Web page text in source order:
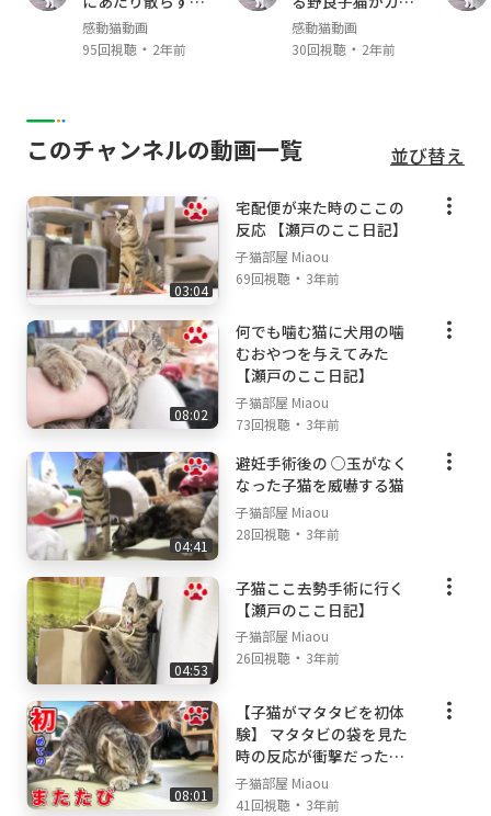
tish fold mele ♂ April,2019- )
ここ Coco （キジトラ Brown Mackerel Tabby,
male ♂; May, 2021- ）
【猫部屋で使用している物】
[株式会社リッチェル]
u.be/6VYYZS-Fk2o
ラプレ 壁高ネコトイレ ホワイト:https://yout
u.be/edAgsb9IPnc
【撮影機材】
Canon C200
Eos R
Sennheiser
クザ猫
感動猫動画
95回視聴・ 2年前
イイ
感動猫動画
30回視聴・ 2年前
このチャンネルの動画一覧 並び替え
03:04
宅配便が来た時のここの
反応 【瀬戸のここ日記】
子猫部屋 Miaou
69回視聴 ・ 3年前
08:02
何でも噛む猫に犬用の噛
むおやつを与えてみた
【瀬戸のここ日記】
子猫部屋 Miaou
73回視聴 ・ 3年前
04:41
避妊手術後の ○玉がなく
なった子猫を威嚇する猫
子猫部屋 Miaou
28回視聴 ・ 3年前
04:53
子猫ここ去勢手術に行く
【瀬戸のここ日記】
子猫部屋 Miaou
26回視聴 ・ 3年前
08:01
【子猫がマタタビを初体
験】 マタタビの袋を見た
時の反応が衝撃だった
【瀬戸のここ日記】
子猫部屋 Miaou
41回視聴 ・ 3年前